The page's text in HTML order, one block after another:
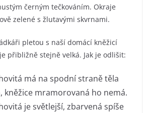
černým tečkováním. Okraje
zelené s žlutavými skvrnami.
pletou s naší domácí kněžicí
přibližně stejně velká. Jak je odlišit:
má na spodní straně těla
kněžice mramorovaná ho nemá.
je světlejší, zbarvená spíše